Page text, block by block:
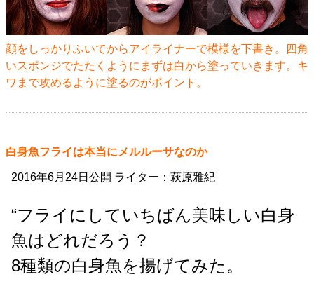
顔をしっかりふいてからアイライナーで模様を下書き。四角
いスポンジでたたくようにまずは白から塗っていきます。キ
ワまで攻めるように塗るのがポイント。
白身魚フライは本当にメルルーサなのか
2016年6月24日公開 ライター：萩原雅紀
“フライにしていちばん美味しい白身
魚はどれだろう？
8種類の白身魚を揚げてみた。